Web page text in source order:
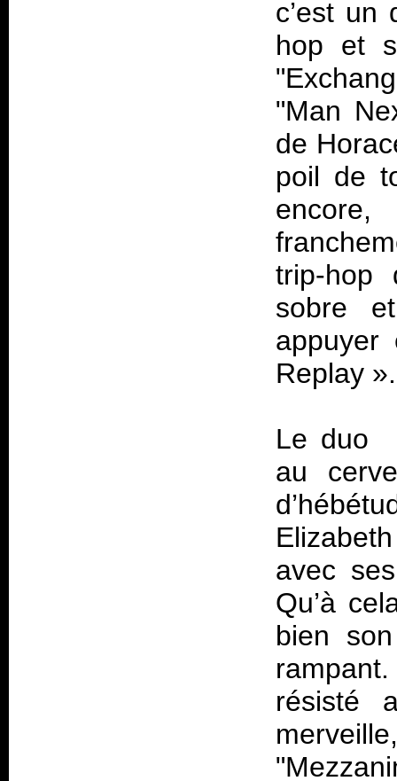
c’est un
hop et
"Man
de
poil de
trip-hop
sobre
Replay ».
Le duo
au
avec
Qu’à
bien
résisté